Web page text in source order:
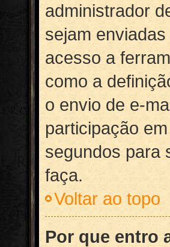
administrador
sejam
acesso a
como a
o envio de e-
participação
segundos para
faça.
Voltar ao topo
Por que entro